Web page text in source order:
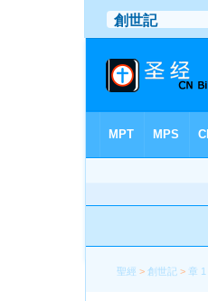
聖經 >創世記 > 章 1